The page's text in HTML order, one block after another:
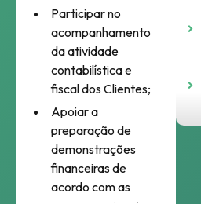
Participar no
acompanhamento
da atividade
contabilística e
fiscal dos Clientes;
Apoiar a
preparação de
demonstrações
financeiras de
acordo com as